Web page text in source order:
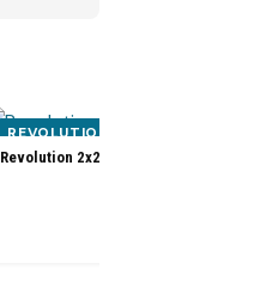
REVOLUTION
Revolution 2x21 «Memorial Day» Promo